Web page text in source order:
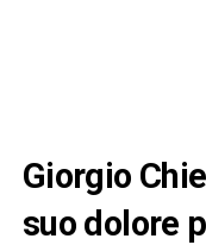
Giorgio
suo dolore